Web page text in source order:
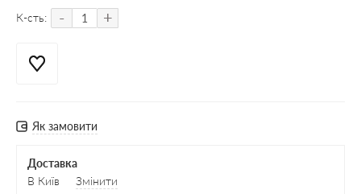
К-сть: - +
Як замовити
Доставка
В Київ
Змінити